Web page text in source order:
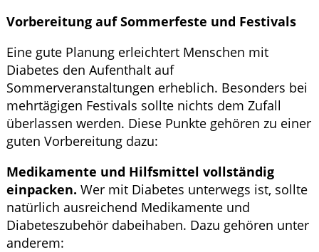
Vorbereitung auf Sommerfeste und Festivals
Eine gute Planung erleichtert Menschen mit
Diabetes den Aufenthalt auf
Sommerveranstaltungen erheblich. Besonders bei
mehrtägigen Festivals sollte nichts dem Zufall
überlassen werden. Diese Punkte gehören zu einer
guten Vorbereitung dazu:
Medikamente und Hilfsmittel vollständig
einpacken. Wer mit Diabetes unterwegs ist, sollte
natürlich ausreichend Medikamente und
Diabeteszubehör dabeihaben. Dazu gehören unter
anderem: